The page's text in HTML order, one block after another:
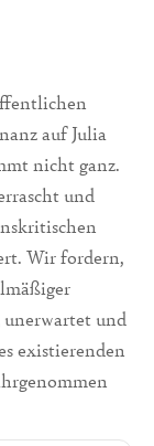
auf Julia
nicht ganz.
und
Wir fordern,
unerwartet und
existierenden